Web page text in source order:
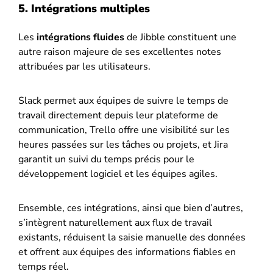
5. Intégrations multiples
Les intégrations fluidesde Jibble constituent une
autre raison majeure de ses excellentes notes
attribuées par les utilisateurs.
Slack permet aux équipes de suivre le temps de
travail directement depuis leur plateforme de
communication, Trello offre une visibilité sur les
heures passées sur les tâches ou projets, et Jira
garantit un suivi du temps précis pour le
développement logiciel et les équipes agiles.
Ensemble, ces intégrations, ainsi que bien d’autres,
s’intègrent naturellement aux flux de travail
existants, réduisent la saisie manuelle des données
et offrent aux équipes des informations fiables en
temps réel.